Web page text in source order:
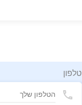
טלפון